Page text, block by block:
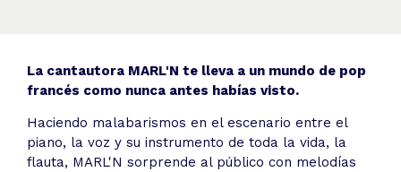
La cantautora MARL'N te lleva a un mundo de pop
francés como nunca antes habías visto.
Haciendo malabarismos en el escenario entre el
piano, la voz y su instrumento de toda la vida, la
flauta, MARL'N sorprende al público con melodías